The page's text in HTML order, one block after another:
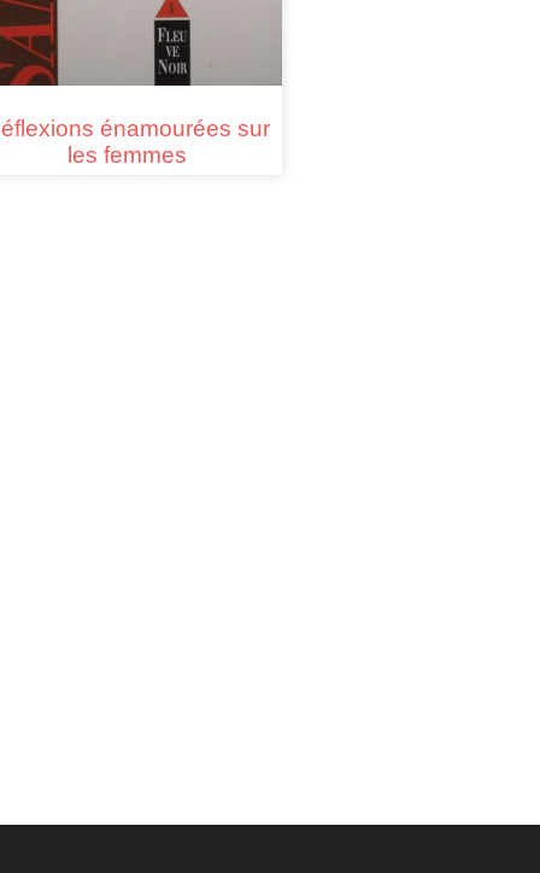
énamourées sur
les femmes